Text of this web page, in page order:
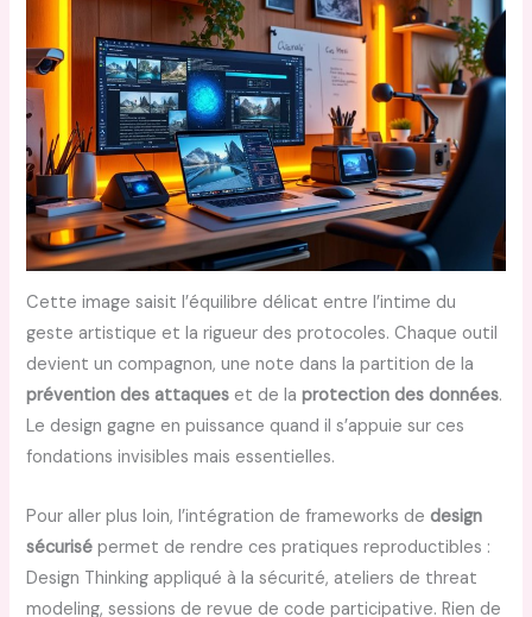
Cette image saisit l’équilibre délicat entre l’intime du
geste artistique et la rigueur des protocoles. Chaque outil
devient un compagnon, une note dans la partition de la
prévention des attaques et de laprotection des données.
Le design gagne en puissance quand il s’appuie sur ces
fondations invisibles mais essentielles.
Pour aller plus loin, l’intégration de frameworks dedesign
sécurisé permet de rendre ces pratiques reproductibles :
Design Thinking appliqué à la sécurité, ateliers de threat
modeling, sessions de revue de code participative. Rien de